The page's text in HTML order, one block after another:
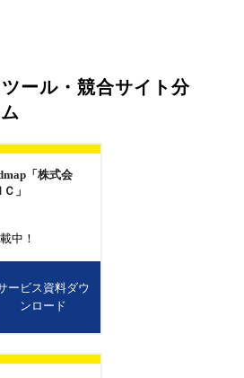
ール・競合サイト分
「株式会
」
中！
ービス資料ダウ
ンロード